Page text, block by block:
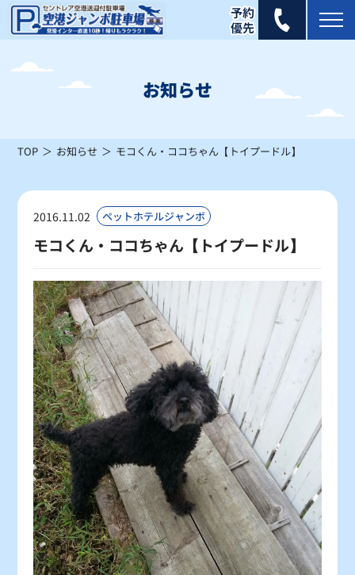
2026年 8月
日
1
×
2 3 4 5 6 7
×
10
△
11
△
12
×
13
△ ×
△ △ 〇 〇 〇
23
〇
24
〇
25
〇
26
〇 〇 〇
29
〇
30
〇
31
〇
：シーズン料金 〇 ：空車
：残り僅か ×：満車
お知らせ
TOP お知らせ モコくん・ココちゃん【トイプードル】
2016.11.02 ペットホテルジャンボ
モコくん・ココちゃん【トイプードル】